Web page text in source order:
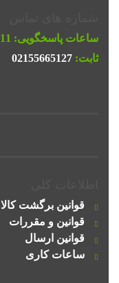
ساعات پاسخگویی:
ثابت: 02155665127
قوانین برگشت کالا
قوانین و مقررات
قوانین ارسال
ساعات کاری